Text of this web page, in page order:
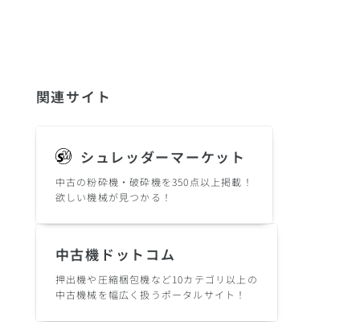
関連サイト
シュレッダーマーケット
中古の粉砕機・破砕機を350点以上掲載！
欲しい機械が見つかる！
中古機ドットコム
押出機や圧縮梱包機など10カテゴリ以上の
中古機械を幅広く扱うポータルサイト！